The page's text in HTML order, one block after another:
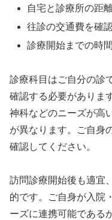
自宅と診療所の距
往診の交通費を確
診療開始までの時
診療科目はご自分の診
確認する必要がありま
神科などのニーズが高
が異なります。ご自身
確認してください。
訪問診療開始後も適宜
的です。ご自身が入院
ーズに連携可能である